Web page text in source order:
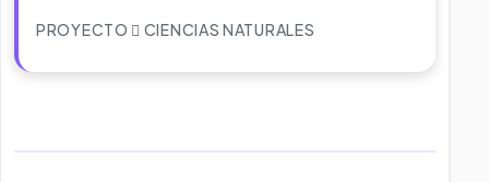
PROYECTO CIENCIAS NATURALES